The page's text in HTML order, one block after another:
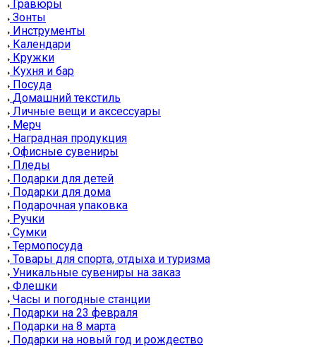
Гравюры
Зонты
Инструменты
Календари
Кружки
Кухня и бар
Посуда
Домашний текстиль
Личные вещи и аксессуары
Мерч
Наградная продукция
Офисные сувениры
Пледы
Подарки для детей
Подарки для дома
Подарочная упаковка
Ручки
Сумки
Термопосуда
Товары для спорта, отдыха и туризма
Уникальные сувениры на заказ
Флешки
Часы и погодные станции
Подарки на 23 февраля
Подарки на 8 марта
Подарки на новый год и рождество